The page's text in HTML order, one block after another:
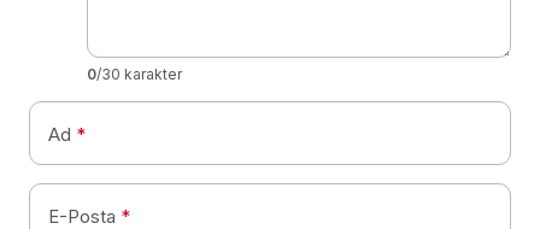
0/30 karakter
Ad *
E-Posta *